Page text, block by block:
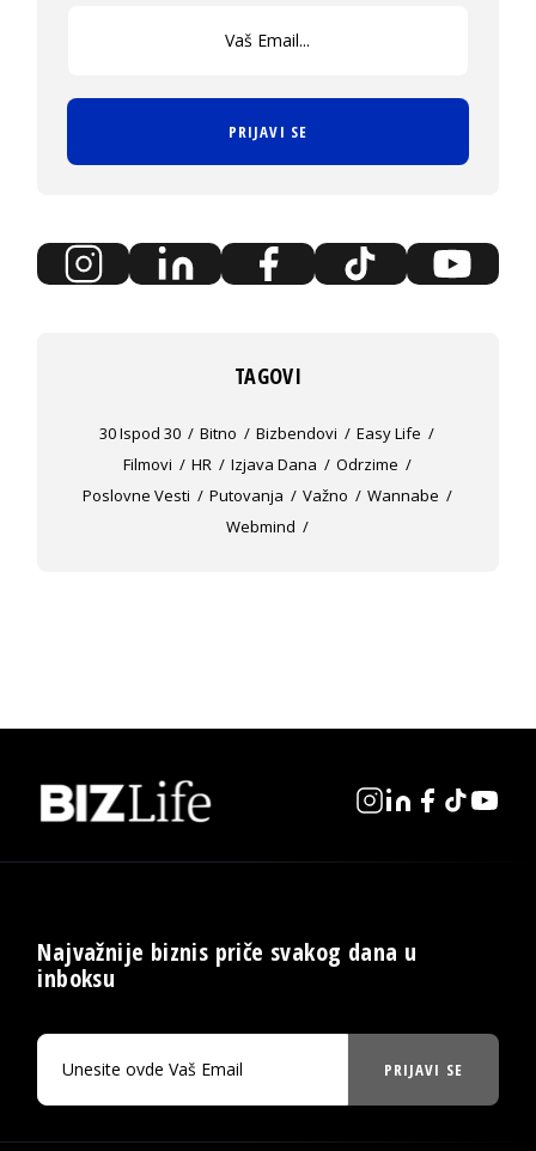
PRIJAVI SE
TAGOVI
30 Ispod 30 Bitno Bizbendovi
Easy Life
Filmovi
HR Izjava Dana
Odrzime
Poslovne Vesti
Putovanja Važno
Wannabe
Webmind
Najvažnije biznis priče svakog dana u
inboksu
PRIJAVI SE